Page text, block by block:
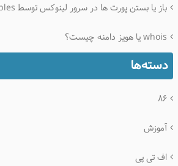
باز یا بستن پورت ها در سرور لینوکس توسط iptables
whois یا هویز دامنه چیست؟
دسته‌ها
۸۶
آموزش
اف تی پی